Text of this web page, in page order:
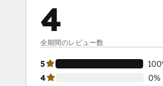
4
全期間のレビュー数
5
4
0%